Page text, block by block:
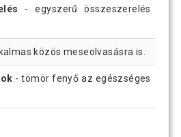
- egyszerű összeszerelés
közös meseolvasásra is.
- tömör fenyő az egészséges